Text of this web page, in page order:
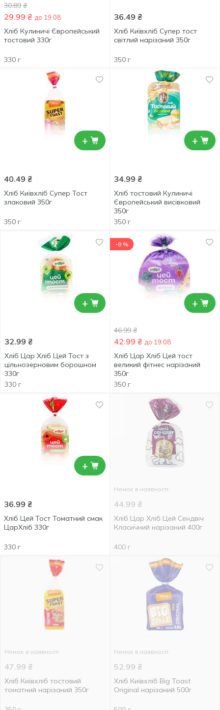
30.89 ₴
29.99 ₴ до 19.08
Хліб Кулиничі Європейський
тостовий 330г
330 г
36.49 ₴
Хліб Київхліб Супер тост
світлий нарізаний 350г
350 г
+
40.49 ₴
Хліб Київхліб Супер Тост
злаковий 350г
350 г
+
34.99 ₴
Хліб тостовий Кулиничі
Європейський висівковий
350г
350 г
+
32.99 ₴
Хліб Цар Хліб Цей Тост з
цільнозерновим борошном
330г
330 г
+
-9 %
46.99 ₴
42.99 ₴ до 19.08
Хліб Цар Хліб Цей тост
великий фітнес нарізаний
350г
350 г
+
36.99 ₴
Хліб Цей Тост Томатний смак
ЦарХліб 330г
330 г
Немає в наявності
44.99 ₴
Хліб Цар Хліб Цей Сендвіч
Класичний нарізаний 400г
400 г
Немає в наявності
47.99 ₴
Хліб Київхліб тостовий
томатний нарізаний 350г
Немає в наявності
52.99 ₴
Хліб Київхліб Big Toast
Original нарізаний 500г